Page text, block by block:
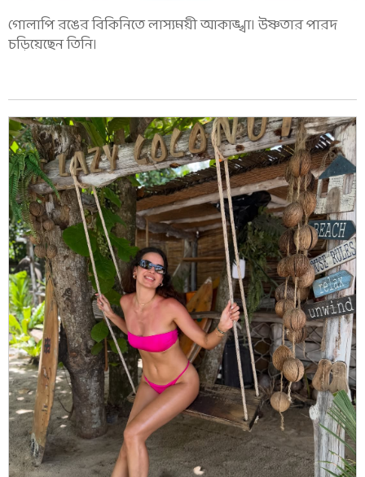
গোলাপি রঙের বিকিনিতে লাস্যময়ী আকাঙ্খা। উষ্ণতার পারদ
চড়িয়েছেন তিনি।